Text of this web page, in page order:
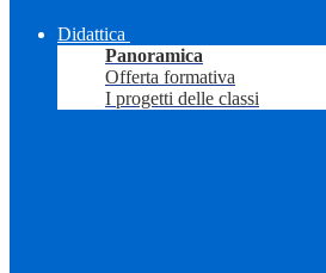
Didattica
Panoramica
Offerta formativa
I progetti delle classi